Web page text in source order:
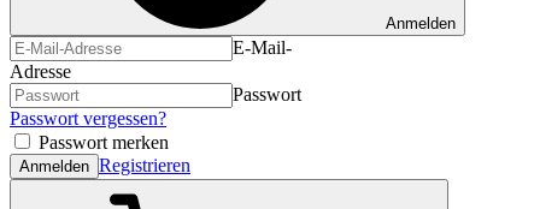
Anmelden
E-Mail-
Adresse
Passwort
Passwort vergessen?
Passwort merken
Anmelden Registrieren